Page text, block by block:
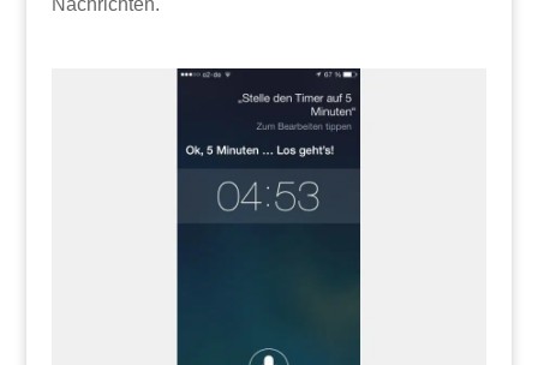
Nachrichten.